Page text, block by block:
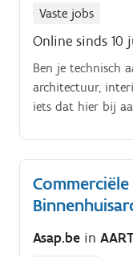
Vaste jobs
Online sinds 10
Ben je technisch
architectuur,
iets dat hier bij
Commerciële
Asap.be in